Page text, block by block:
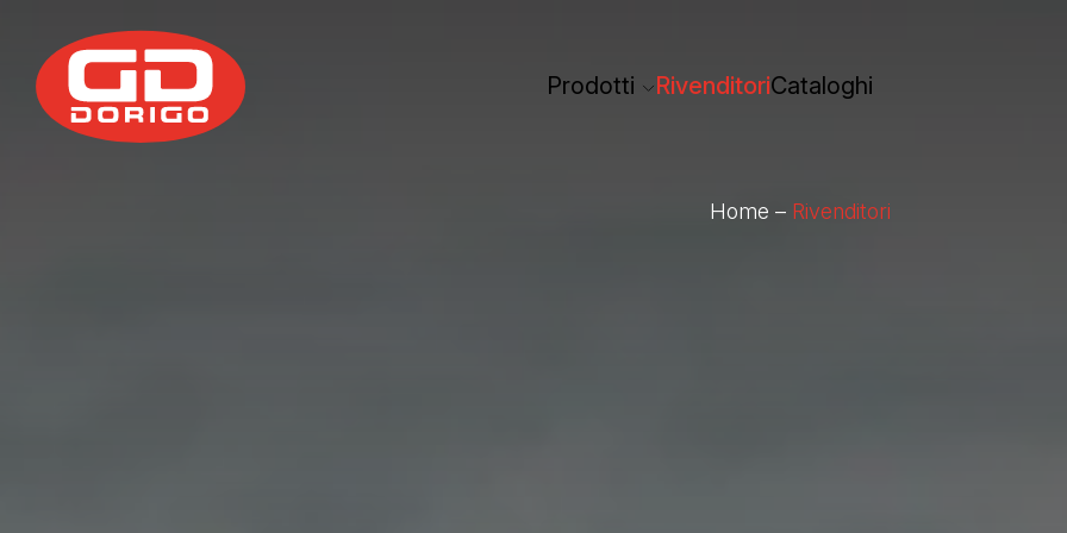
Prodotti RivenditoriCataloghi
Home – Rivenditori